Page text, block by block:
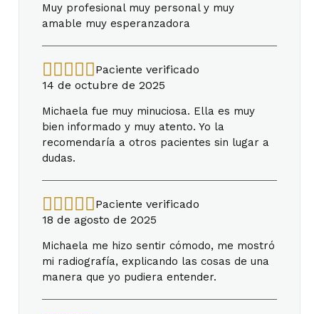
Muy profesional muy personal y muy
amable muy esperanzadora
Paciente verificado
14 de octubre de 2025
Michaela fue muy minuciosa. Ella es muy
bien informado y muy atento. Yo la
recomendaría a otros pacientes sin lugar a
dudas.
Paciente verificado
18 de agosto de 2025
Michaela me hizo sentir cómodo, me mostró
mi radiografía, explicando las cosas de una
manera que yo pudiera entender.